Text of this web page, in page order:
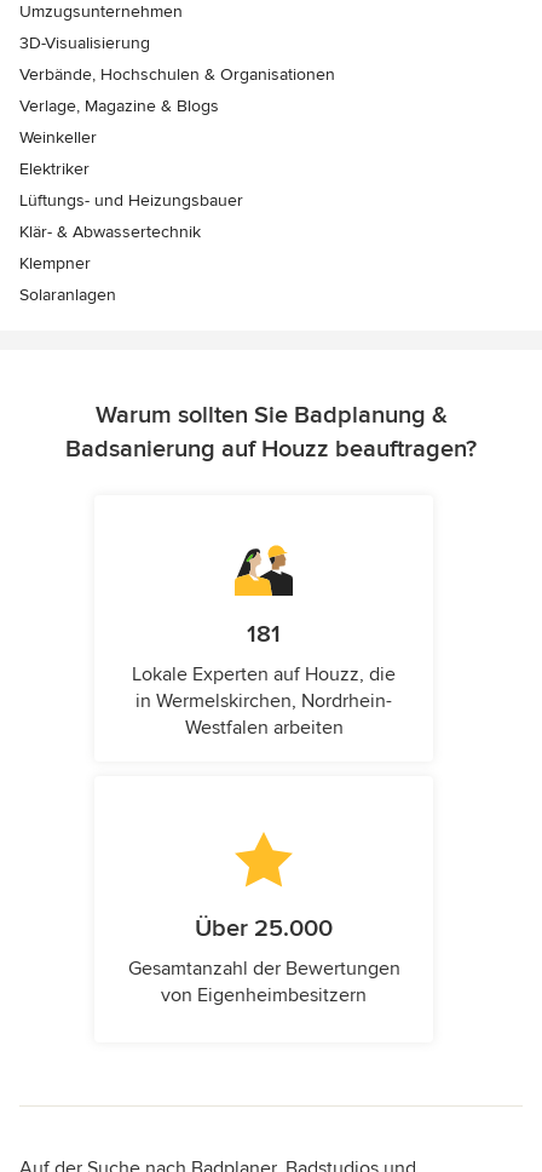
Umzugsunternehmen
3D-Visualisierung
Verbände, Hochschulen & Organisationen
Verlage, Magazine & Blogs
Weinkeller
Elektriker
Lüftungs- und Heizungsbauer
Klär- & Abwassertechnik
Klempner
Solaranlagen
Warum sollten Sie Badplanung &
Badsanierung auf Houzz beauftragen?
181
Lokale Experten auf Houzz, die
in Wermelskirchen, Nordrhein-
Westfalen arbeiten
Über 25.000
Gesamtanzahl der Bewertungen
von Eigenheimbesitzern